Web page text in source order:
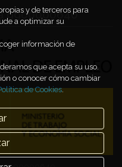
9900000640
y de terceros para
a optimizar su
información de
que acepta su uso.
o conocer cómo cambiar
de Cookies.